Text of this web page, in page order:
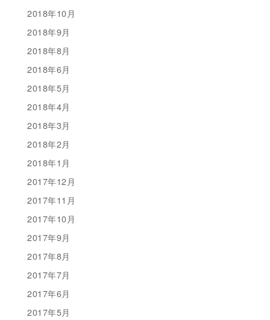
2018年10月
2018年9月
2018年8月
2018年6月
2018年5月
2018年4月
2018年3月
2018年2月
2018年1月
2017年12月
2017年11月
2017年10月
2017年9月
2017年8月
2017年7月
2017年6月
2017年5月